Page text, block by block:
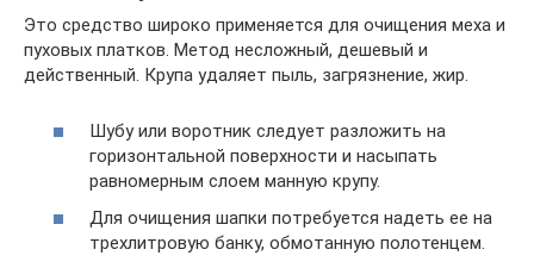
Это средство широко применяется для очищения меха и
пуховых платков. Метод несложный, дешевый и
действенный. Крупа удаляет пыль, загрязнение, жир.
Шубу или воротник следует разложить на
горизонтальной поверхности и насыпать
равномерным слоем манную крупу.
Для очищения шапки потребуется надеть ее на
трехлитровую банку, обмотанную полотенцем.